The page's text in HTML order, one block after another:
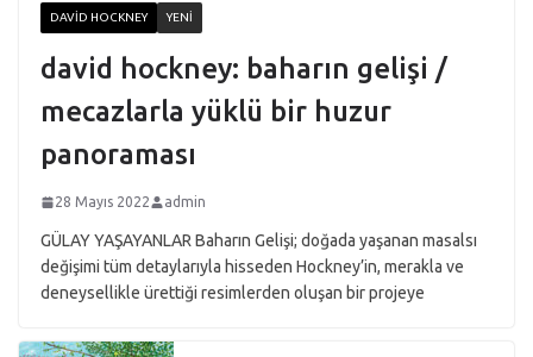
DAVID HOCKNEY YENI
david hockney: baharın gelişi /
mecazlarla yüklü bir huzur
panoraması
28 Mayıs 2022 admin
GÜLAY YAŞAYANLAR Baharın Gelişi; doğada yaşanan masalsı
değişimi tüm detaylarıyla hisseden Hockney’in, merakla ve
deneysellikle ürettiği resimlerden oluşan bir projeye